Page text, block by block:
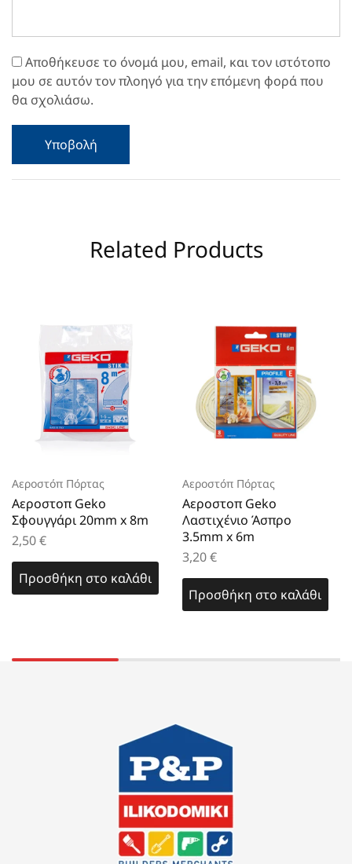
Αποθήκευσε το όνομά μου, email, και τον ιστότοπο
μου σε αυτόν τον πλοηγό για την επόμενη φορά που
θα σχολιάσω.
Related Products
Αεροστόπ Πόρτας
Aεροστοπ Geko
Σφουγγάρι 20mm x 8m
2,50€
Προσθήκη στο καλάθι
Αεροστόπ Πόρτας
Aεροστοπ Geko
Λαστιχένιο Άσπρο
3.5mm x 6m
3,20€
Προσθήκη στο καλάθι